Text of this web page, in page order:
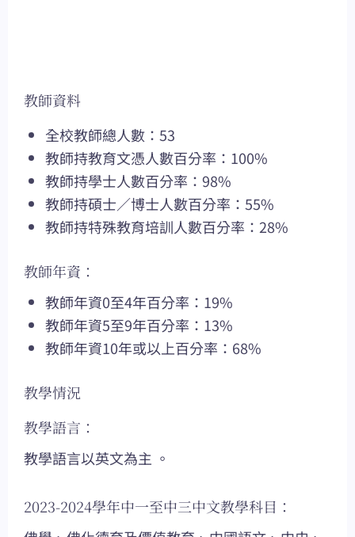
教師資料
全校教師總人數：53
教師持教育文憑人數百分率：100%
教師持學士人數百分率：98%
教師持碩士／博士人數百分率：55%
教師持特殊教育培訓人數百分率：28%
教師年資：
教師年資0至4年百分率：19%
教師年資5至9年百分率：13%
教師年資10年或以上百分率：68%
教學情況
教學語言：
教學語言以英文為主 。
2023-2024學年中一至中三中文教學科目：